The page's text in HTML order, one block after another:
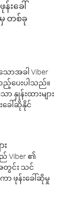
းခေါ်
တစ်ခု
အခါ Viber
ပေးပါသည်။
န်းထားများ
ေါ်ဆိုနိုင်
Viber ၏
တွင်း သင်
ဖုန်းခေါ်ဆိုမှု